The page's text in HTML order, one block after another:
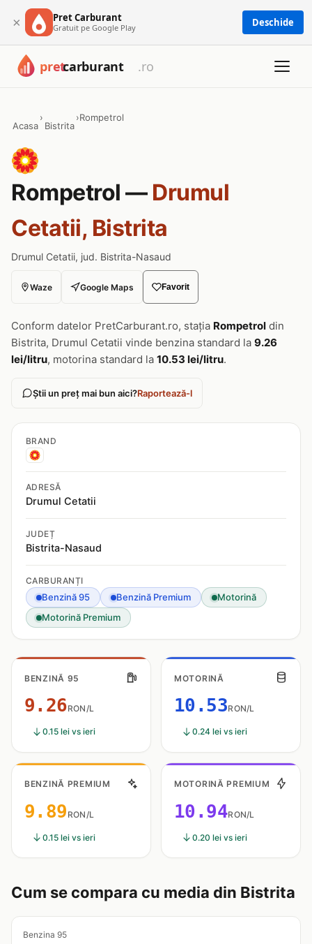
× Pret Carburant
Gratuit pe Google Play Deschide
Acasa
›
Bistrita
›Rompetrol
Rompetrol — Drumul
Cetatii, Bistrita
Drumul Cetatii, jud. Bistrita-Nasaud
Waze Google Maps Favorit
Conform datelor PretCarburant.ro, stația Rompetrol din
Bistrita, Drumul Cetatii vinde benzina standard la 9.26
lei/litru, motorina standard la 10.53 lei/litru.
Știi un preț mai bun aici?Raportează-l
BRAND
ADRESĂ
Drumul Cetatii
JUDEȚ
Bistrita-Nasaud
CARBURANȚI
Benzină 95 Benzină Premium
Motorină
Motorină Premium
BENZINĂ 95
9.26RON/L
0.15 lei vs ieri
MOTORINĂ
10.53RON/L
0.24 lei vs ieri
BENZINĂ PREMIUM
9.89 RON/L
0.15 lei vs ieri
MOTORINĂ PREMIUM
10.94RON/L
0.20 lei vs ieri
Cum se compara cu media din Bistrita
Benzina 95